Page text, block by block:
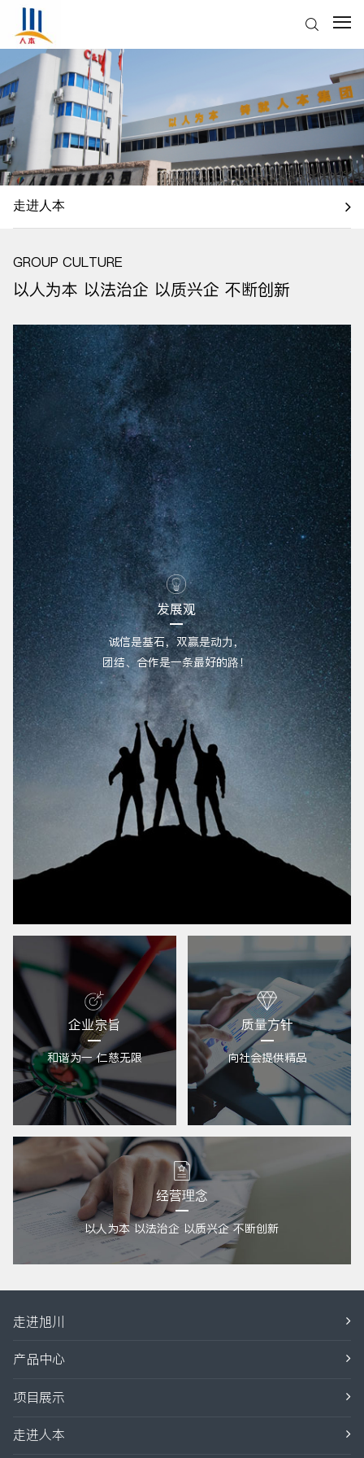
走进人本
GROUP CULTURE
以人为本 以法治企 以质兴企 不断创新
发展观
诚信是基石，双赢是动力，
团结、合作是一条最好的路！
企业宗旨
和谐为一 仁慈无限
质量方针
向社会提供精品
经营理念
以人为本 以法治企 以质兴企 不断创新
走进旭川
产品中心
项目展示
走进人本